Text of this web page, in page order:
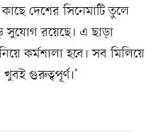
দেশের সিনেমাটি তুলে
সুযোগ রয়েছে। এ ছাড়া
কর্মশালা হবে। সব মিলিয়ে
গুরুত্বপূর্ণ।’